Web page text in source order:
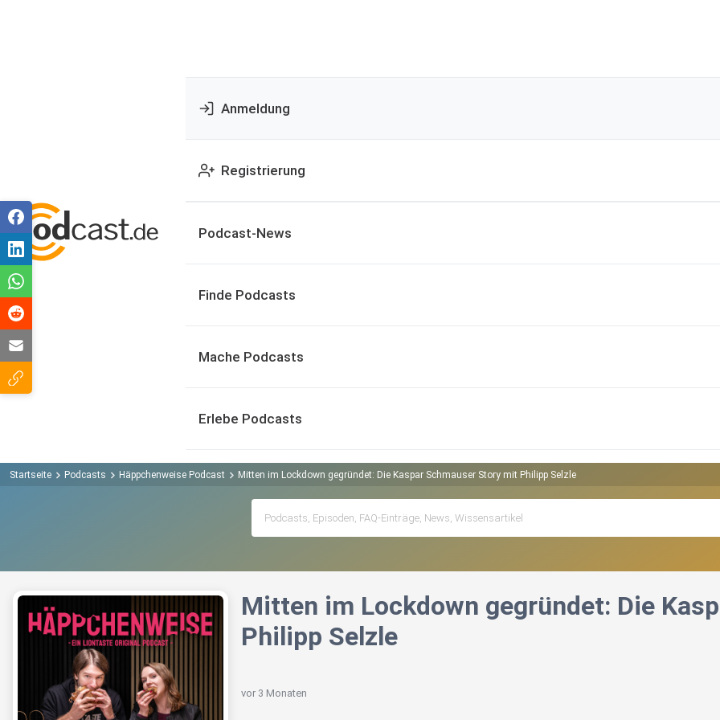
Anmeldung
Registrierung
Podcast-News
Finde Podcasts
Mache Podcasts
Erlebe Podcasts
Startseite Podcasts Häppchenweise Podcast Mitten im Lockdown gegründet: Die Kaspar Schmauser Story mit Philipp Selzle
Mitten im Lockdown gegründet: Die
Philipp Selzle
vor 3 Monaten